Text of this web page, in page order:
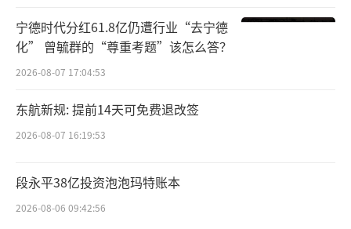
结构优化，高中档酒销售收入增加；另一方面
是降本增效，降低了各项费用和费销比。上半
年公司高档酒和中低档酒分别营收12.53亿元、
11.99亿元，增幅分别为19.66%、12.93%，高
售费用高、高端化以及全国化进程缓慢等。报
告期内，老白干酒主要靠的还是河北大本营，
宁德时代分红61.8亿仍遭行业“去宁德
化” 曾毓群的“尊重考题”该怎么答？
2026-08-07 17:04:53
东航新规: 提前14天可免费退改签
2026-08-07 16:19:53
段永平38亿投资泡泡玛特账本
2026-08-06 09:42:56